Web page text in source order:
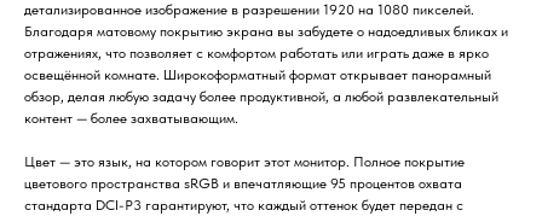
детализированное изображение в разрешении 1920 на 1080 пикселей.
Благодаря матовому покрытию экрана вы забудете о надоедливых бликах и
отражениях, что позволяет с комфортом работать или играть даже в ярко
освещённой комнате. Широкоформатный формат открывает панорамный
обзор, делая любую задачу более продуктивной, а любой развлекательный
контент — более захватывающим.
Цвет — это язык, на котором говорит этот монитор. Полное покрытие
цветового пространства sRGB и впечатляющие 95 процентов охвата
стандарта DCI-P3 гарантируют, что каждый оттенок будет передан с